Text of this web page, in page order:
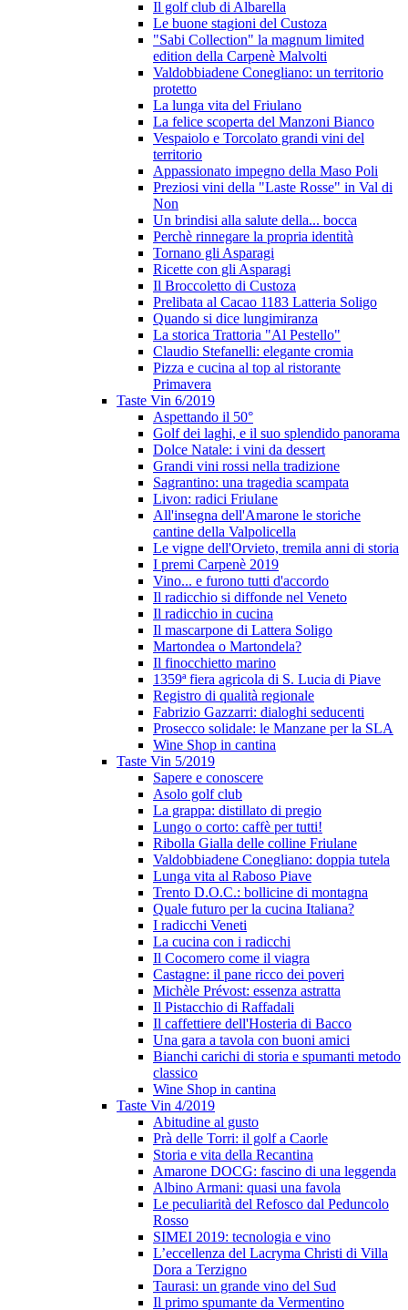
Il golf club di Albarella
Le buone stagioni del Custoza
"Sabi Collection" la magnum limited
edition della Carpenè Malvolti
Valdobbiadene Conegliano: un territorio
protetto
La lunga vita del Friulano
La felice scoperta del Manzoni Bianco
Vespaiolo e Torcolato grandi vini del
territorio
Appassionato impegno della Maso Poli
Preziosi vini della "Laste Rosse" in Val di
Non
Un brindisi alla salute della... bocca
Perchè rinnegare la propria identità
Tornano gli Asparagi
Ricette con gli Asparagi
Il Broccoletto di Custoza
Prelibata al Cacao 1183 Latteria Soligo
Quando si dice lungimiranza
La storica Trattoria "Al Pestello"
Claudio Stefanelli: elegante cromia
Pizza e cucina al top al ristorante
Primavera
Taste Vin 6/2019
Aspettando il 50°
Golf dei laghi, e il suo splendido panorama
Dolce Natale: i vini da dessert
Grandi vini rossi nella tradizione
Sagrantino: una tragedia scampata
Livon: radici Friulane
All'insegna dell'Amarone le storiche
cantine della Valpolicella
Le vigne dell'Orvieto, tremila anni di storia
I premi Carpenè 2019
Vino... e furono tutti d'accordo
Il radicchio si diffonde nel Veneto
Il radicchio in cucina
Il mascarpone di Lattera Soligo
Martondea o Martondela?
Il finocchietto marino
1359ª fiera agricola di S. Lucia di Piave
Registro di qualità regionale
Fabrizio Gazzarri: dialoghi seducenti
Prosecco solidale: le Manzane per la SLA
Wine Shop in cantina
Taste Vin 5/2019
Sapere e conoscere
Asolo golf club
La grappa: distillato di pregio
Lungo o corto: caffè per tutti!
Ribolla Gialla delle colline Friulane
Valdobbiadene Conegliano: doppia tutela
Lunga vita al Raboso Piave
Trento D.O.C.: bollicine di montagna
Quale futuro per la cucina Italiana?
I radicchi Veneti
La cucina con i radicchi
Il Cocomero come il viagra
Castagne: il pane ricco dei poveri
Michèle Prévost: essenza astratta
Il Pistacchio di Raffadali
Il caffettiere dell'Hosteria di Bacco
Una gara a tavola con buoni amici
Bianchi carichi di storia e spumanti metodo
classico
Wine Shop in cantina
Taste Vin 4/2019
Abitudine al gusto
Prà delle Torri: il golf a Caorle
Storia e vita della Recantina
Amarone DOCG: fascino di una leggenda
Albino Armani: quasi una favola
Le peculiarità del Refosco dal Peduncolo
Rosso
SIMEI 2019: tecnologia e vino
L’eccellenza del Lacryma Christi di Villa
Dora a Terzigno
Taurasi: un grande vino del Sud
Il primo spumante da Vermentino